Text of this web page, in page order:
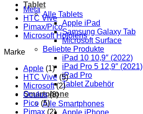
Tablet
Alle Tablets
Apple iPad
Samsung Galaxy Tab
Microsoft Surface
Beliebte Produkte
iPad 10 10,9″ (2022)
iPad Pro 5 12,9″ (2021)
iPad Pro
Tablet Zubehör
Smartphone
Alle Smartphones
Meta
HTC Vive
Pimax/Pico
Microsoft Hololens
Marke
Apple (1)
HTC Vive (5)
Microsoft (2)
Oculus (8)
Pico (5)
Pimax (2)